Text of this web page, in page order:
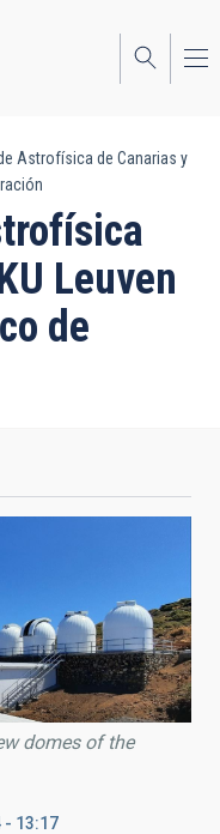
Astrofísica de Canarias y
Leuven
de
domes of the
- 13:17